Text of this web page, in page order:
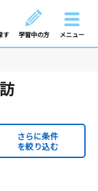
す 学習中の方 メニュー
さらに条件
を絞り込む